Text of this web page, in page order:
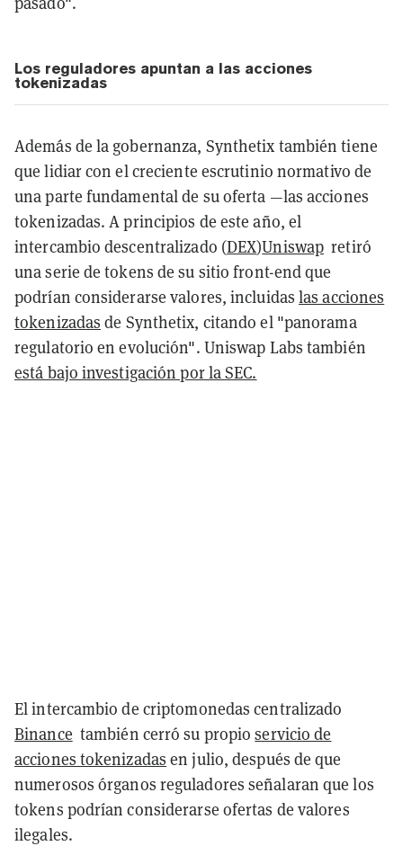
Los reguladores apuntan a las acciones
tokenizadas
Además de la gobernanza, Synthetix también tiene
que lidiar con el creciente escrutinio normativo de
una parte fundamental de su oferta —las acciones
tokenizadas. A principios de este año, el
intercambio descentralizado (DEX)Uniswap retiró
una serie de tokens de su sitio front-end que
podrían considerarse valores, incluidaslas acciones
tokenizadas de Synthetix, citando el "panorama
regulatorio en evolución". Uniswap Labs también
está bajo investigación por la SEC.
El intercambio de criptomonedas centralizado
Binance también cerró su propioservicio de
acciones tokenizadas en julio, después de que
numerosos órganos reguladores señalaran que los
tokens podrían considerarse ofertas de valores
ilegales.